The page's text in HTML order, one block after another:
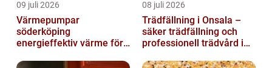
09 juli 2026
Värmepumpar
söderköping
energieffektiv värme för
08 juli 2026
Trädfällning i Onsala –
säker trädfällning och
professionell trädvård i